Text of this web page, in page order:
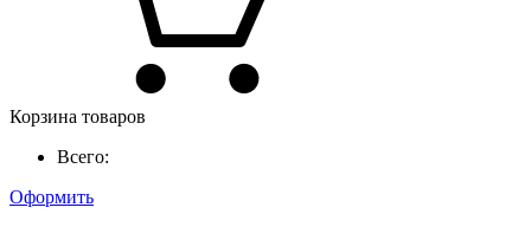
Корзина товаров
Всего:
Оформить